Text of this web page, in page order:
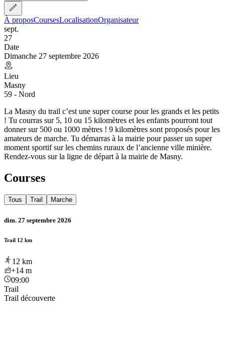
À proposCoursesLocalisationOrganisateur
sept.
27
Date
Dimanche 27 septembre 2026
Lieu
Masny
59 - Nord
La Masny du trail c’est une super course pour les grands et les petits
! Tu courras sur 5, 10 ou 15 kilomètres et les enfants pourront tout
donner sur 500 ou 1000 mètres ! 9 kilomètres sont proposés pour les
amateurs de marche. Tu démarras à la mairie pour passer un super
moment sportif sur les chemins ruraux de l’ancienne ville minière.
Rendez-vous sur la ligne de départ à la mairie de Masny.
Courses
Tous Trail Marche
dim. 27 septembre 2026
Trail 12 km
12 km
+14 m
09:00
Trail
Trail découverte